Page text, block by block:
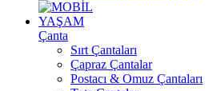
YAŞAM
Çanta
Sırt Çantaları
Çapraz Çantalar
Postacı & Omuz Çantaları